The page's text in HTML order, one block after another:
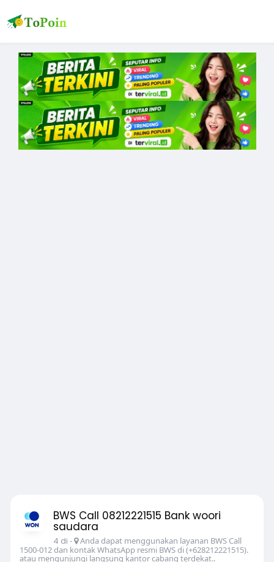
BWS Call 08212221515 Bank woori
saudara
4 di - Anda dapat menggunakan layanan BWS Call
1500-012 dan kontak WhatsApp resmi BWS di (+628212221515).
atau mengunjungi langsung kantor cabang terdekat..